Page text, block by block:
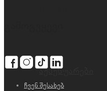
აქსესუარები
ჩვენ შესახებ